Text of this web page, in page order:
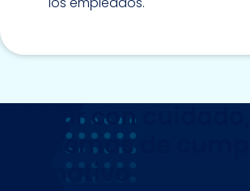
Operar con cuidado,
problemas de
normativo